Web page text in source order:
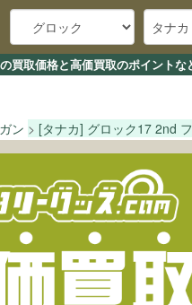
買取価格と高価買取のポイント
ン [タナカ] グロック17 2nd